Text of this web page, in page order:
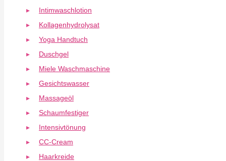
Intimwaschlotion
Kollagenhydrolysat
Yoga Handtuch
Duschgel
Miele Waschmaschine
Gesichtswasser
Massageöl
Schaumfestiger
Intensivtönung
CC-Cream
Haarkreide